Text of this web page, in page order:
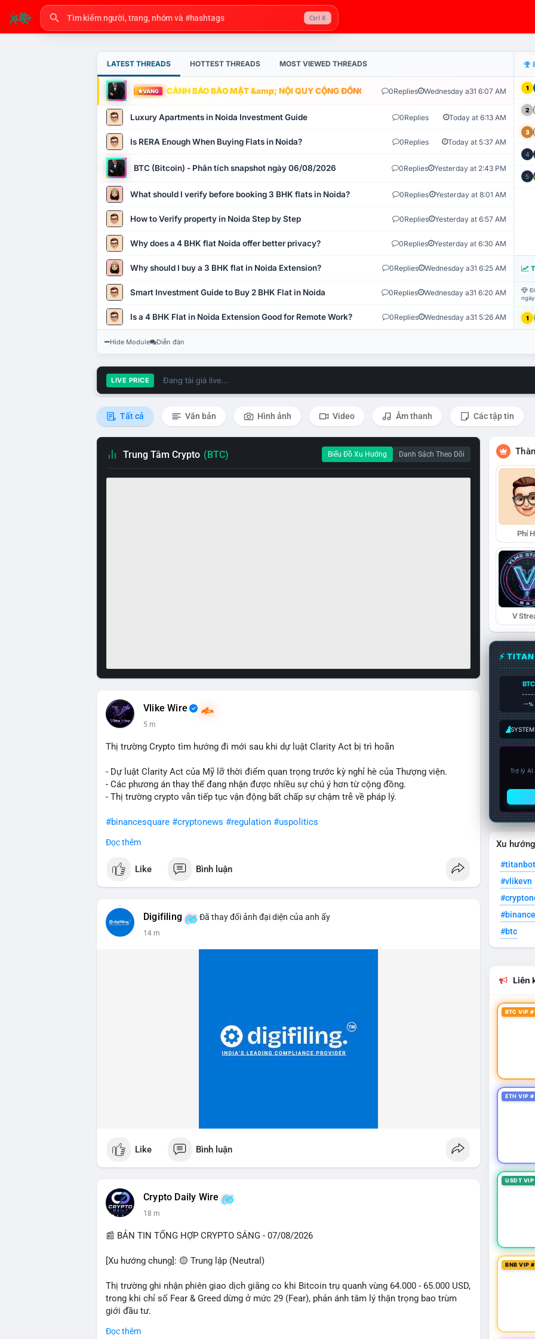
Ctrl K
LATEST THREADS HOTTEST THREADS MOST VIEWED THREADS
VÀNG CẢNH BÁO BẢO MẬT &amp; NỘI QUY CỘNG ĐỒNG VLIKE.VN: HỆ THỐNG GIÁM SÁT TỰ
0Replies Wednesday a31 6:07 AM
Luxury Apartments in Noida Investment Guide 0Replies Today at 6:13 AM
Is RERA Enough When Buying Flats in Noida? 0Replies Today at 5:37 AM
BTC (Bitcoin) - Phân tích snapshot ngày 06/08/2026 0Replies Yesterday at 2:43 PM
What should I verify before booking 3 BHK flats in Noida? 0Replies Yesterday at 8:01 AM
How to Verify property in Noida Step by Step 0Replies Yesterday at 6:57 AM
Why does a 4 BHK flat Noida offer better privacy? 0Replies Yesterday at 6:30 AM
Why should I buy a 3 BHK flat in Noida Extension? 0Replies Wednesday a31 6:25 AM
Smart Investment Guide to Buy 2 BHK Flat in Noida 0Replies Wednesday a31 6:20 AM
Is a 4 BHK Flat in Noida Extension Good for Remote Work? 0Replies Wednesday a31 5:26 AM
1
2
3
4
5
1
Hide Module Diễn đàn
LIVE PRICE Đang tải giá live...
Tất cả Văn bản Hình ảnh Video Âm thanh Các tập tin
Trung Tâm Crypto (BTC) Biểu Đồ Xu Hướng Danh Sách Theo Dõi
Vlike Wire
5 m
Thị trường Crypto tìm hướng đi mới sau khi dự luật Clarity Act bị trì hoãn
- Dự luật Clarity Act của Mỹ lỡ thời điểm quan trọng trước kỳ nghỉ hè của Thượng viện.
- Các phương án thay thế đang nhận được nhiều sự chú ý hơn từ cộng đồng.
- Thị trường crypto vẫn tiếp tục vận động bất chấp sự chậm trễ về pháp lý.
#binancesquare #cryptonews #regulation #uspolitics
$btc $eth
#vlikevn #titanbot
Đọc thêm
Like Bình luận
Digifiling Đã thay đổi ảnh đại diện của anh ấy
14 m
Like Bình luận
Crypto Daily Wire
18 m
📰 BẢN TIN TỔNG HỢP CRYPTO SÁNG - 07/08/2026
[Xu hướng chung]: 🟡 Trung lập (Neutral)
Thị trường ghi nhận phiên giao dịch giằng co khi Bitcoin trụ quanh vùng 64.000 - 65.000 USD,
trong khi chỉ số Fear & Greed dừng ở mức 29 (Fear), phản ánh tâm lý thận trọng bao trùm
giới đầu tư.
- Thị trường & Giá cả: Bitcoin ổn định tại 64.300 USD trước báo cáo việc làm Mỹ, nhưng
Đọc thêm
Phí
V
⚡
BTC
--%
Trợ lý
Xu
#titanbot
#vlikevn
#btc
Liên
BTC VIP
ETH VIP
USDT
BNB VIP